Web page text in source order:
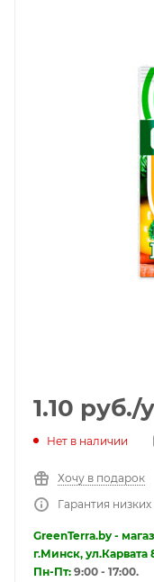
1.10 руб./
Нет в наличии
Хочу в подарок
Гарантия низких
GreenTerra.by -
г.Минск, ул.Карвата
Пн-Пт: 9:00 - 17:00.